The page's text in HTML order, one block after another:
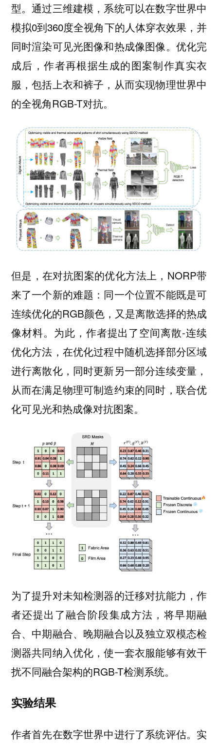
型。通过三维建模，系统可以在数字世界中
模拟0到360度全视角下的人体穿衣效果，并
同时渲染可见光图像和热成像图像。优化完
成后，作者再根据生成的图案制作真实衣
服，包括上衣和裤子，从而实现物理世界中
的全视角RGB-T对抗。
但是，在对抗图案的优化方法上，NORP带
来了一个新的难题：同一个位置不能既是可
连续优化的RGB颜色，又是离散选择的热成
像材料。为此，作者提出了空间离散-连续
优化方法，在优化过程中随机选择部分区域
进行离散化，同时更新另一部分连续变量，
从而在满足物理可制造约束的同时，联合优
化可见光和热成像对抗图案。
为了提升对未知检测器的迁移对抗能力，作
者还提出了融合阶段集成方法，将早期融
合、中期融合、晚期融合以及独立双模态检
测器共同纳入优化，使一套衣服能够有效干
扰不同融合架构的RGB-T检测系统。
实验结果
作者首先在数字世界中进行了系统评估。实